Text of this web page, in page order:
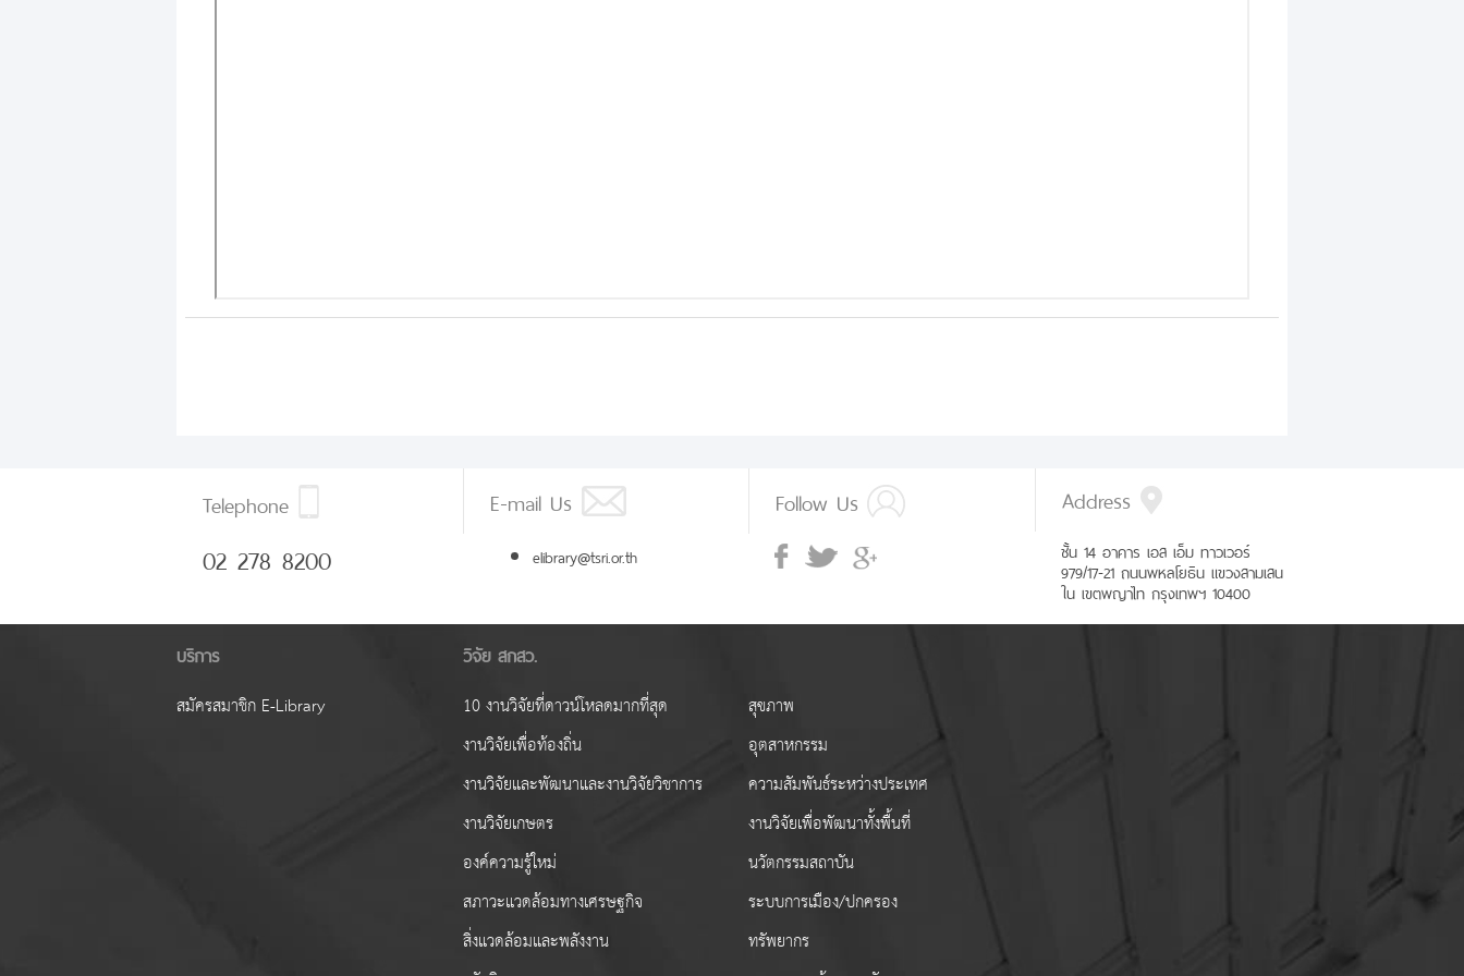
Telephone
02 278 8200
E-mail Us
elibrary@tsri.or.th
Follow Us Address
ชั้น 14 อาคาร เอส เอ็ม ทาวเวอร์
979/17-21 ถนนพหลโยธิน แขวงสามเสน
ใน เขตพญาไท กรุงเทพฯ 10400
บริการ
สมัครสมาชิก E-Library
วิจัย สกสว.
10 งานวิจัยที่ดาวน์โหลดมากที่สุด
งานวิจัยเพื่อท้องถิ่น
งานวิจัยและพัฒนาและงานวิจัยวิชาการ
งานวิจัยเกษตร
องค์ความรู้ใหม่
สภาวะแวดล้อมทางเศรษฐกิจ
สิ่งแวดล้อมและพลังงาน
สุขภาพ
อุตสาหกรรม
ความสัมพันธ์ระหว่างประเทศ
งานวิจัยเพื่อพัฒนาทั้งพื้นที่
นวัตกรรมสถาบัน
ระบบการเมือง/ปกครอง
ทรัพยากร